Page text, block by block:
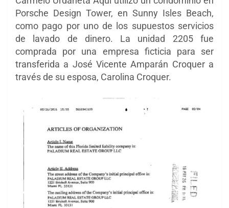
Porsche Design Tower, en Sunny Isles Beach,
como pago por uno de los supuestos servicios
de lavado de dinero. La unidad 2205 fue
comprada por una empresa ficticia para ser
transferida a José Vicente Amparán Croquer a
través de su esposa, Carolina Croquer.